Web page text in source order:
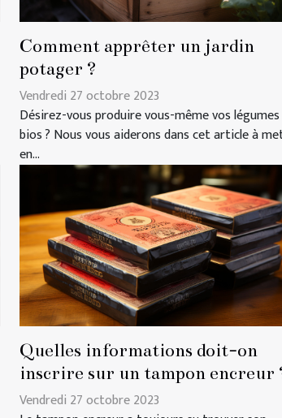
Comment apprêter un jardin
potager ?
Vendredi 27 octobre 2023
Désirez-vous produire vous-même vos légumes
bios ? Nous vous aiderons dans cet article à
en...
Quelles informations doit-on
inscrire sur un tampon encreur
Vendredi 27 octobre 2023